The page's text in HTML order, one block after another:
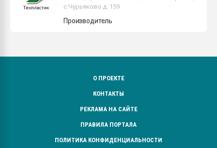
с.Чурьяково д. 159
Производитель
О ПРОЕКТЕ
КОНТАКТЫ
РЕКЛАМА НА САЙТЕ
ПРАВИЛА ПОРТАЛА
ПОЛИТИКА КОНФИДЕНЦИАЛЬНОСТИ